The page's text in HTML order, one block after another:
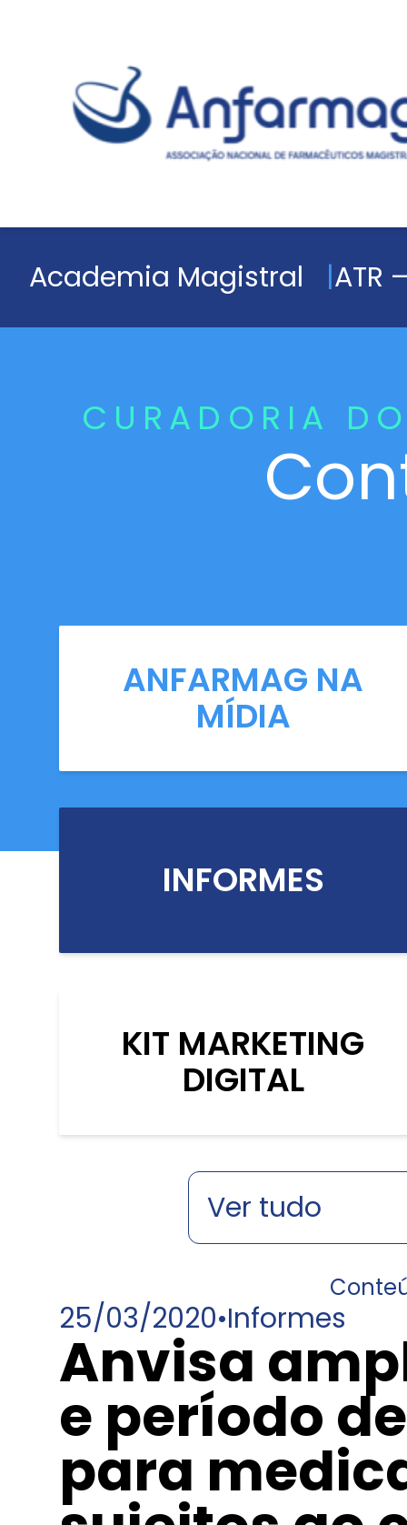
Academia Magistral ATR
CURADORIA
ANFARMAG NA
MÍDIA
INFORMES
KIT MARKETING
DIGITAL
25/03/2020•Informes
Anvisa
e período
para